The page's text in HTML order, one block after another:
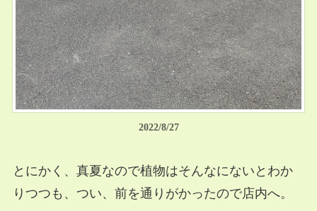
2022/8/27
とにかく、真夏なので植物はそんなにないとわか
りつつも、つい、前を通りがかったので店内へ。